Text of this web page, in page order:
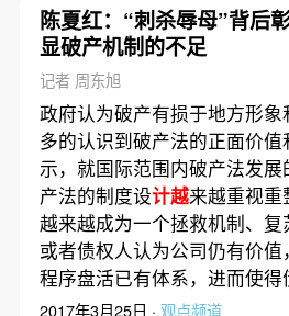
陈夏红：“刺杀辱母”背后
显破产机制的不足
记者 周东旭
政府认为破产有损于地方形
多的认识到破产法的正面价
示，就国际范围内破产法发
产法的制度设计越来越重视重
越来越成为一个拯救机制、
或者债权人认为公司仍有价
程序盘活已有体系，进而使
2017年3月25日 · 观点频道